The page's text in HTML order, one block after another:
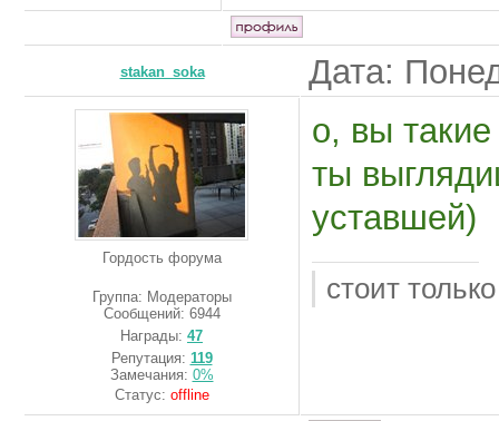
stakan_soka Дата:
Гордость форума
Группа: Модераторы
Сообщений: 6944
Награды: 47
Репутация: 119
Замечания: 0%
Статус: offline
о, вы
ты
уставшей)
стоит